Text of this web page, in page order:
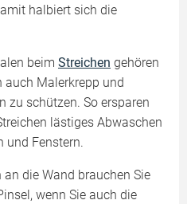
halbiert sich die
beim Streichen gehören
auch Malerkrepp und
zu schützen. So ersparen
lästiges Abwaschen
und Fenstern.
die Wand brauchen Sie
wenn Sie auch die